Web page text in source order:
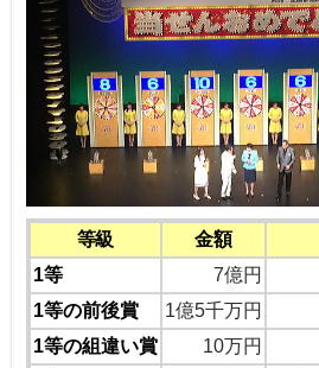
等級 金額
1等
7億円
1等の前後賞
1億5千万円
1等の組違い賞
10万円